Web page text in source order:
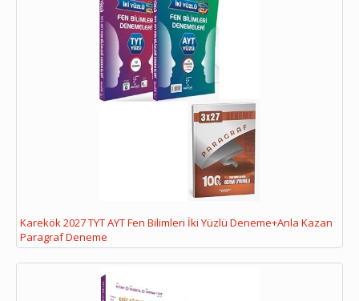
Karekök 2027 TYT AYT Fen Bilimleri İki Yüzlü Deneme+Anla Kazan
Paragraf Deneme